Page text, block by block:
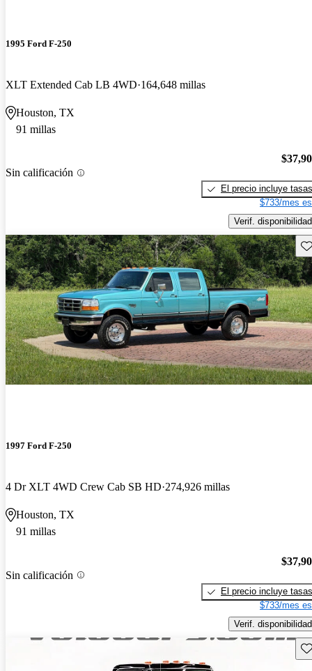
1995 Ford F-250
XLT Extended Cab LB 4WD 164,648 millas
Houston, TX
91 millas
Sin calificación
El precio incluye tasas
$733/mes
Verif. disponibilidad
1997 Ford F-250
4 Dr XLT 4WD Crew Cab SB HD 274,926 millas
Houston, TX
91 millas
Sin calificación
El precio incluye tasas
$733/mes
Verif. disponibilidad